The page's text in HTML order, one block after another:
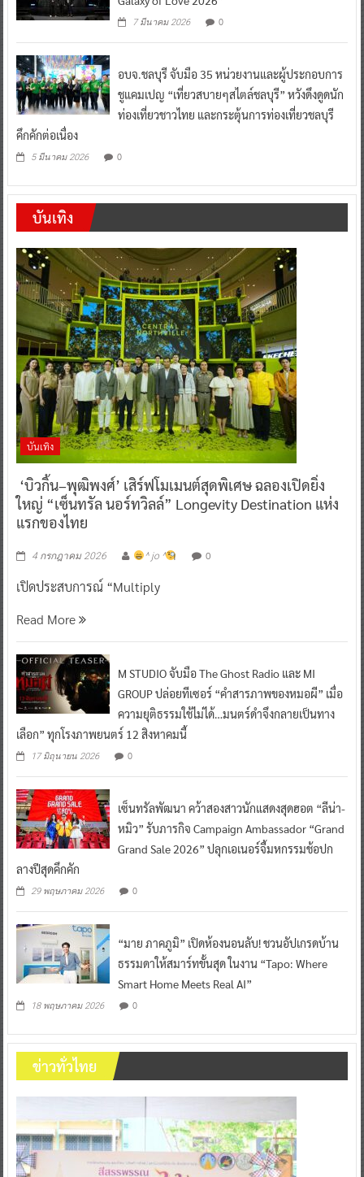
7 มีนาคม 2026 0
อบจ.ชลบุรี จับมือ 35 หน่วยงานและผู้ประกอบการ
ชูแคมเปญ “เที่ยวสบายๆสไตล์ชลบุรี” หวังดึงดูดนัก
ท่องเที่ยวชาวไทย และกระตุ้นการท่องเที่ยวชลบุรี
คึกคักต่อเนื่อง
5 มีนาคม 2026 0
บันเทิง
บันเทิง
‘บิวกิ้น–พุฒิพงศ์’ เสิร์ฟโมเมนต์สุดพิเศษ ฉลองเปิดยิ่ง
ใหญ่ “เซ็นทรัล นอร์ทวิลล์” Longevity Destination แห่ง
แรกของไทย
4 กรกฎาคม 2026 ^ jo ^ 0
เปิดประสบการณ์ “Multiply
Read More
M STUDIO จับมือ The Ghost Radio และ MI
GROUP ปล่อยทีเซอร์ “คำสารภาพของหมอผี” เมื่อ
ความยุติธรรมใช้ไม่ได้…มนตร์ดำจึงกลายเป็นทาง
เลือก” ทุกโรงภาพยนตร์ 12 สิงหาคมนี้
17 มิถุนายน 2026 0
เซ็นทรัลพัฒนา คว้าสองสาวนักแสดงสุดฮอต “ลีน่า-
หมิว” รับภารกิจ Campaign Ambassador “Grand
Grand Sale 2026” ปลุกเอเนอร์จี้มหกรรมช้อปก
ลางปีสุดคึกคัก
29 พฤษภาคม 2026 0
“มาย ภาคภูมิ” เปิดห้องนอนลับ! ชวนอัปเกรดบ้าน
ธรรมดาให้สมาร์ทขั้นสุด ในงาน “Tapo: Where
Smart Home Meets Real AI”
18 พฤษภาคม 2026 0
ข่าวทั่วไทย